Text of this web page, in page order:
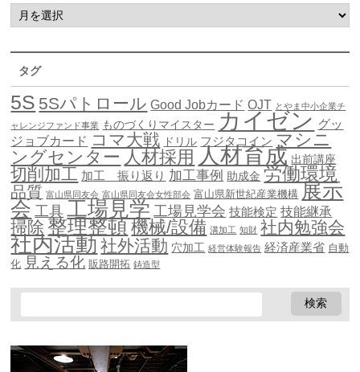
タグ
5S 5Sパトロール Good Jobカード OJT とやま中小企業チ
ャレンジファンド事業 ものづくりマイスター カイゼン グッ
ジョブカード コマ大戦 ドリル フジタコイン マシニ
ングセンター 人材採用 人材育成 出前講座
切削加工 加工 振り返り 加工事例 助成金 労働環境
品質 富山県同友会 富山県同友会女性部会 富山県新世紀産業機構 展示
会 工具 工場見学 工場見学会 技能検定 技能継承
掃除 整理整頓機械/設備 溝加工 知財 社内勉強会
社内活動社外活動 穴加工 経営体験報告 経済産業省 自動
化 見える化 販路開拓 鋳造型